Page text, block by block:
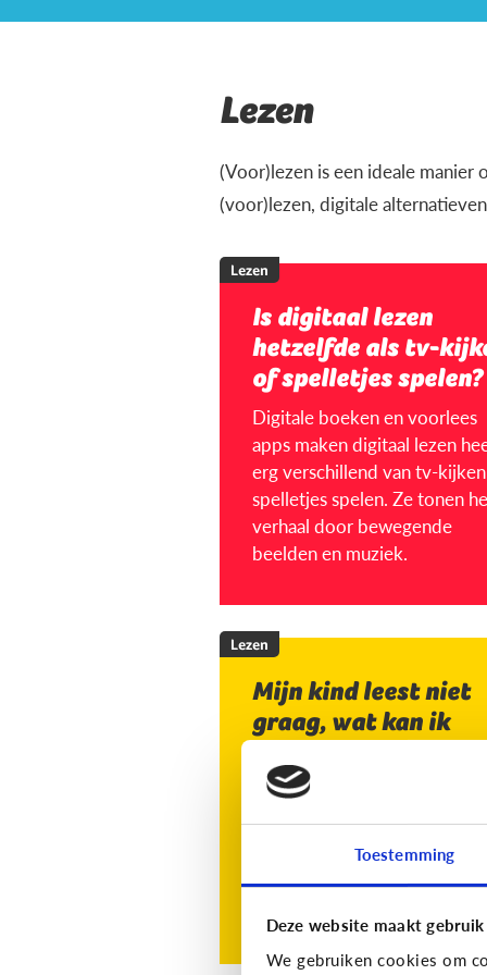
Toestemming
Deze website maakt
We gebruiken cookies om
Lezen
(Voor)lezen is een ideale
(voor)lezen, digitale
Lezen
Is digitaal lezen
hetzelfde als tv-
of spelletjes spelen?
Digitale boeken en voorlees
apps maken digitaal lezen
erg verschillend van tv-
spelletjes spelen. Ze tonen het
verhaal door bewegende
beelden en muziek.
Lezen
Mijn kind leest niet
graag, wat kan ik
Lees de 3 tips